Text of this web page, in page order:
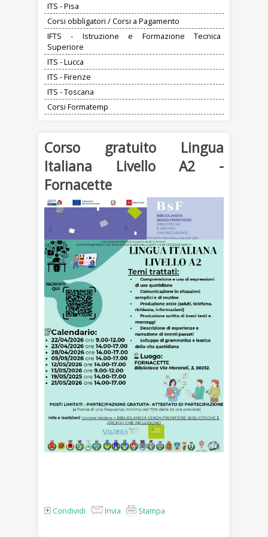
ITS - Pisa
Corsi obbligatori / Corsi a Pagamento
IFTS - Istruzione e Formazione Tecnica
Superiore
ITS - Lucca
ITS - Firenze
ITS - Toscana
Corsi Formatemp
Corso gratuito Lingua
Italiana Livello A2 -
Fornacette
Condividi Invia Stampa